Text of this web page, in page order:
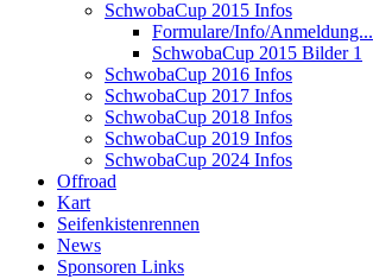
SchwobaCup 2015 Infos
Formulare/Info/Anmeldung...
SchwobaCup 2015 Bilder 1
SchwobaCup 2016 Infos
SchwobaCup 2017 Infos
SchwobaCup 2018 Infos
SchwobaCup 2019 Infos
SchwobaCup 2024 Infos
Offroad
Kart
Seifenkistenrennen
News
Sponsoren Links